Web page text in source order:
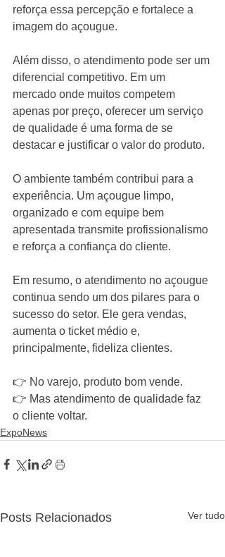
reforça essa percepção e fortalece a
imagem do açougue.
Além disso, o atendimento pode ser um
diferencial competitivo. Em um
mercado onde muitos competem
apenas por preço, oferecer um serviço
de qualidade é uma forma de se
destacar e justificar o valor do produto.
O ambiente também contribui para a
experiência. Um açougue limpo,
organizado e com equipe bem
apresentada transmite profissionalismo
e reforça a confiança do cliente.
Em resumo, o atendimento no açougue
continua sendo um dos pilares para o
sucesso do setor. Ele gera vendas,
aumenta o ticket médio e,
principalmente, fideliza clientes.
👉 No varejo, produto bom vende.
👉 Mas atendimento de qualidade faz
o cliente voltar.
ExpoNews
Posts Relacionados Ver tudo